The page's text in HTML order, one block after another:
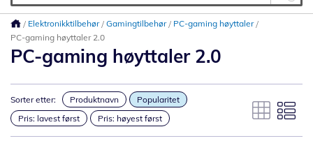
Elektronikktilbehør Gamingtilbehør
PC-gaming høyttaler
PC-gaming høyttaler 2.0
PC-gaming høyttaler 2.0
Sorter etter: Produktnavn
Popularitet
Pris: lavest først
Pris: høyest først